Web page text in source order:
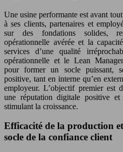
Une usine performante est avant
à ses clients, partenaires et
sur des fondations solides,
opérationnelle avérée et la
services d’une qualité
opérationnelle et le Lean
pour former un socle puissant,
positive, tant en interne qu’en
employeur. L’objectif premier est
une réputation digitale positive
stimulant la croissance.
Efficacité de la production
socle de la confiance client